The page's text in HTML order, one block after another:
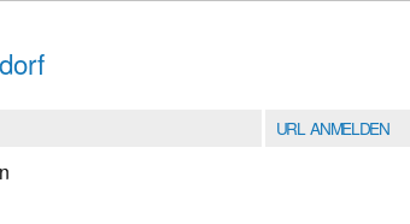
URL ANMELDEN